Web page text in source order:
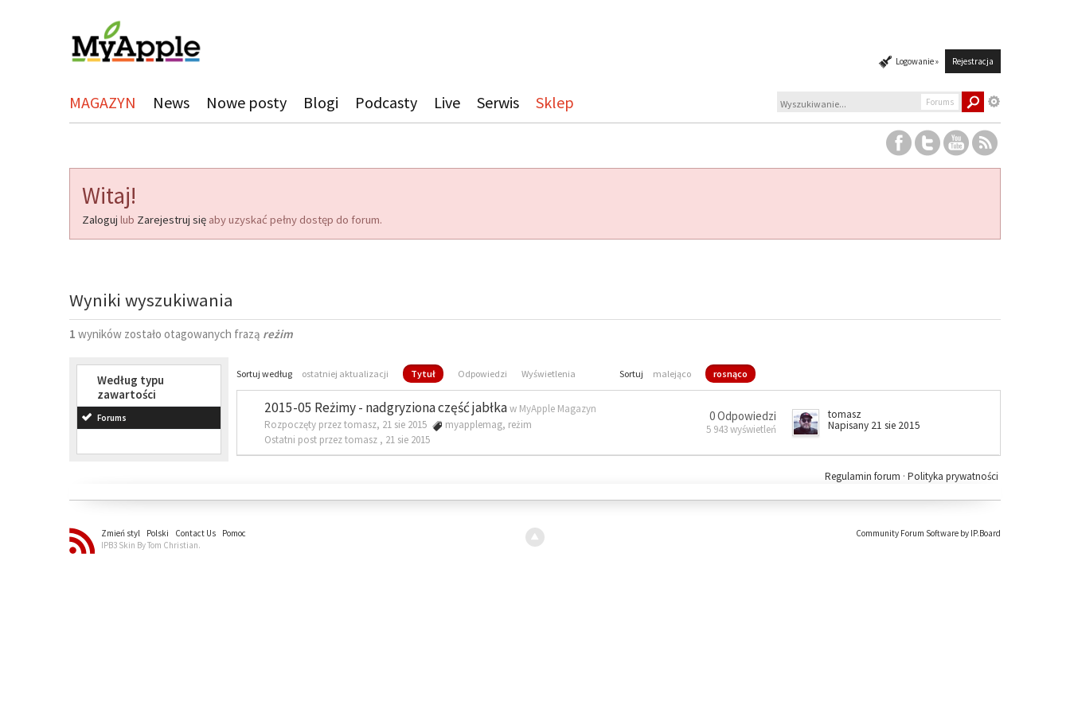
Logowanie » Rejestracja
MAGAZYN News Nowe posty Blogi Podcasty Live Serwis Sklep Forums
Witaj!
Zaloguj lub Zarejestruj się aby uzyskać pełny dostęp do forum.
Wyniki wyszukiwania
1 wyników zostało otagowanych frazą reżim
Według typu
zawartości
Forums
Sortuj według ostatniej aktualizacji Tytuł Odpowiedzi Wyświetlenia Sortuj malejąco rosnąco
2015-05 Reżimy - nadgryziona część jabłkaw MyApple Magazyn
Rozpoczęty przez tomasz, 21 sie 2015
myapplemag, reżim
Ostatni post przez tomasz , 21 sie 2015
0 Odpowiedzi
5 943 wyświetleń
tomasz
Napisany 21 sie 2015
Polityka prywatności
Regulamin forum ·
Zmień styl Polski Contact Us
Pomoc
IPB3 Skin By Tom Christian.
Community Forum Software by IP.Board